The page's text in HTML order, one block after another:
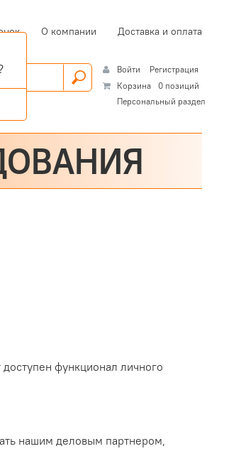
(current)О компании Доставка и оплата
Войти
Регистрация
Корзина
0 позиций
Персональный раздел
функционал личного
нашим деловым партнером,